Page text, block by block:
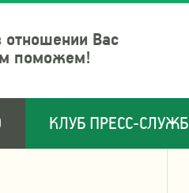
отношении Вас
поможем!
КЛУБ ПРЕСС-СЛУЖБ